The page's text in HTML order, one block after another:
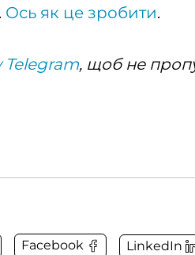
Ось як це зробити.
Telegram, щоб не
Facebook LinkedIn